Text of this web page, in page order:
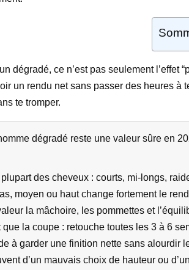
dégradé, ce n’est pas seulement
un rendu net sans passer des heures
te tromper.
dégradé reste une valeur sûre en
des cheveux : courts, mi-longs,
moyen ou haut change fortement le
la mâchoire, les pommettes et
que la coupe : retouche toutes les 3 à 6
à garder une finition nette sans alourdir
d’un mauvais choix de hauteur ou